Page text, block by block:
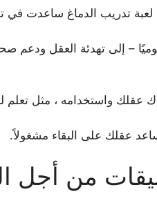
التأمل اليقظ – لمدة 10 دقائق يوميًا
عقلك واستخدامه ، مثل تعلم
عقلك على البقاء مشغولاً.
من أجل